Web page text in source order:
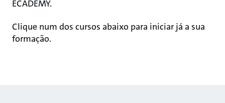
ECADEMY.
Clique num dos cursos abaixo para iniciar já a sua
formação.